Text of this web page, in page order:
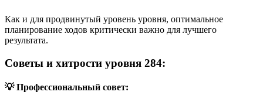
Как и для продвинутый уровень уровня, оптимальное
планирование ходов критически важно для лучшего
результата.
Советы и хитрости уровня 284:
💡 Профессиональный совет: